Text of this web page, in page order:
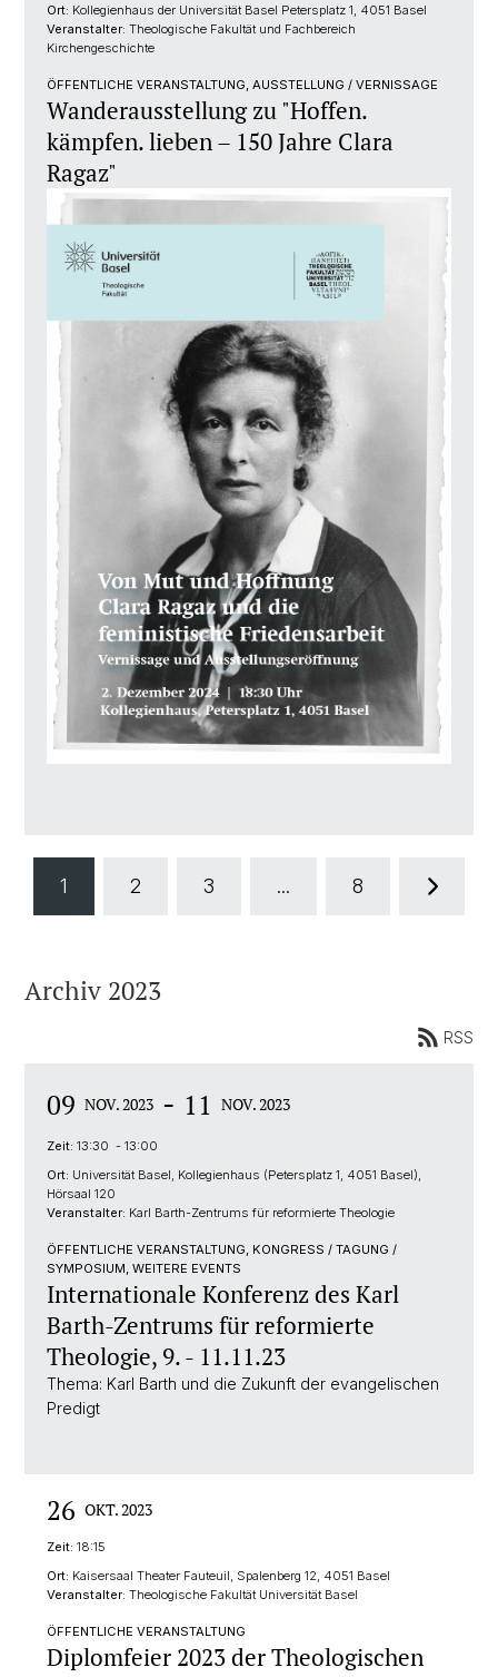
Ort: Kollegienhaus der Universität Basel Petersplatz 1, 4051 Basel
Veranstalter: Theologische Fakultät und Fachbereich
Kirchengeschichte
ÖFFENTLICHE VERANSTALTUNG, AUSSTELLUNG / VERNISSAGE
Wanderausstellung zu "Hoffen.
kämpfen. lieben – 150 Jahre Clara
Ragaz"
1 2 3 ... 8
Archiv 2023
RSS
09 NOV. 2023 - 11 NOV. 2023
Zeit: 13:30 - 13:00
Ort: Universität Basel, Kollegienhaus (Petersplatz 1, 4051 Basel),
Hörsaal 120
Veranstalter: Karl Barth-Zentrums für reformierte Theologie
ÖFFENTLICHE VERANSTALTUNG, KONGRESS / TAGUNG /
SYMPOSIUM, WEITERE EVENTS
Internationale Konferenz des Karl
Barth-Zentrums für reformierte
Theologie, 9. - 11.11.23
Thema: Karl Barth und die Zukunft der evangelischen
Predigt
26 OKT. 2023
Zeit: 18:15
Ort: Kaisersaal Theater Fauteuil, Spalenberg 12, 4051 Basel
Veranstalter: Theologische Fakultät Universität Basel
ÖFFENTLICHE VERANSTALTUNG
Diplomfeier 2023 der Theologischen